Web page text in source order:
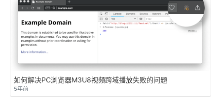
如何解决PC浏览器M3U8视频跨域播放失败的问题
5年前